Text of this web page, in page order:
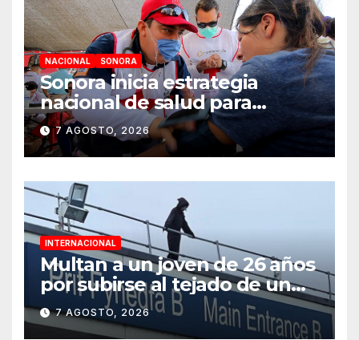
NACIONAL SONORA
Sonora inicia estrategia
nacional de salud para
migrantes con vacunación y
apoyo psicológico sin
importar su estatus
7 AGOSTO, 2026
INTERNACIONAL
Multan a un joven de 26 años
por subirse al tejado de un
hospital disfrazado de “La
Muerte” en Gales
7 AGOSTO, 2026